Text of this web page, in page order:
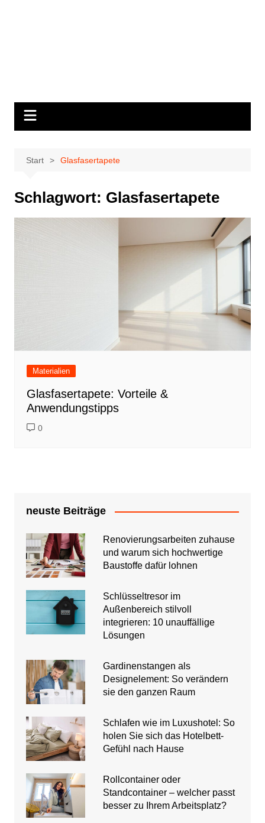
Start Glasfasertapete
Schlagwort: Glasfasertapete
Materialien
Glasfasertapete: Vorteile &
Anwendungstipps
0
neuste Beiträge
Renovierungsarbeiten zuhause
und warum sich hochwertige
Baustoffe dafür lohnen
Schlüsseltresor im
Außenbereich stilvoll
integrieren: 10 unauffällige
Lösungen
Gardinenstangen als
Designelement: So verändern
sie den ganzen Raum
Schlafen wie im Luxushotel: So
holen Sie sich das Hotelbett-
Gefühl nach Hause
Rollcontainer oder
Standcontainer – welcher passt
besser zu Ihrem Arbeitsplatz?